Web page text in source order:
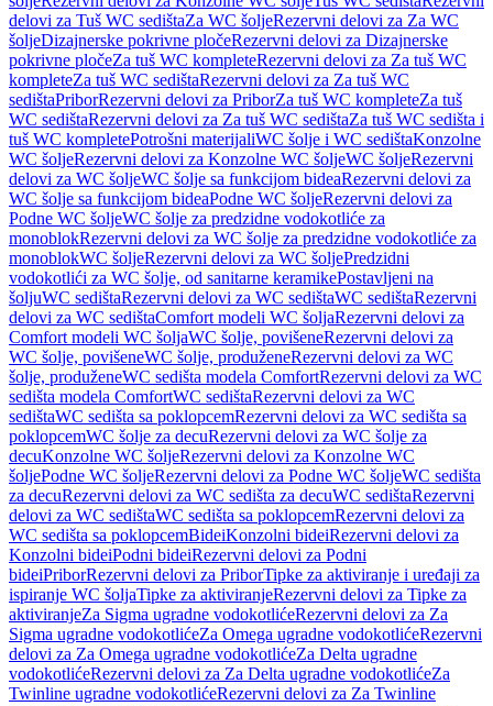
delovi za Tuš WC sedištaZa WC šoljeRezervni delovi za Za WC
šoljeDizajnerske pokrivne pločeRezervni delovi za Dizajnerske
pokrivne pločeZa tuš WC kompleteRezervni delovi za Za tuš WC
kompleteZa tuš WC sedištaRezervni delovi za Za tuš WC
sedištaPriborRezervni delovi za PriborZa tuš WC kompleteZa tuš
WC sedištaRezervni delovi za Za tuš WC sedištaZa tuš WC sedišta i
tuš WC kompletePotrošni materijaliWC šolje i WC sedištaKonzolne
WC šoljeRezervni delovi za Konzolne WC šoljeWC šoljeRezervni
delovi za WC šoljeWC šolje sa funkcijom bideaRezervni delovi za
WC šolje sa funkcijom bideaPodne WC šoljeRezervni delovi za
Podne WC šoljeWC šolje za predzidne vodokotliće za
monoblokRezervni delovi za WC šolje za predzidne vodokotliće za
monoblokWC šoljeRezervni delovi za WC šoljePredzidni
vodokotlići za WC šolje, od sanitarne keramikePostavljeni na
šoljuWC sedištaRezervni delovi za WC sedištaWC sedištaRezervni
delovi za WC sedištaComfort modeli WC šoljaRezervni delovi za
Comfort modeli WC šoljaWC šolje, povišeneRezervni delovi za
WC šolje, povišeneWC šolje, produženeRezervni delovi za WC
šolje, produženeWC sedišta modela ComfortRezervni delovi za WC
sedišta modela ComfortWC sedištaRezervni delovi za WC
sedištaWC sedišta sa poklopcemRezervni delovi za WC sedišta sa
poklopcemWC šolje za decuRezervni delovi za WC šolje za
decuKonzolne WC šoljeRezervni delovi za Konzolne WC
šoljePodne WC šoljeRezervni delovi za Podne WC šoljeWC sedišta
za decuRezervni delovi za WC sedišta za decuWC sedištaRezervni
delovi za WC sedištaWC sedišta sa poklopcemRezervni delovi za
WC sedišta sa poklopcemBideiKonzolni bideiRezervni delovi za
Konzolni bideiPodni bideiRezervni delovi za Podni
bideiPriborRezervni delovi za PriborTipke za aktiviranje i uređaji za
ispiranje WC šoljaTipke za aktiviranjeRezervni delovi za Tipke za
aktiviranjeZa Sigma ugradne vodokotlićeRezervni delovi za Za
Sigma ugradne vodokotlićeZa Omega ugradne vodokotlićeRezervni
delovi za Za Omega ugradne vodokotlićeZa Delta ugradne
vodokotlićeRezervni delovi za Za Delta ugradne vodokotlićeZa
Twinline ugradne vodokotlićeRezervni delovi za Za Twinline